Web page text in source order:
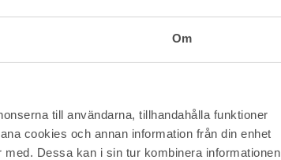
Om
till användarna, tillhandahålla funktioner
cookies och annan information från din enhet
Dessa kan i sin tur kombinera informationen